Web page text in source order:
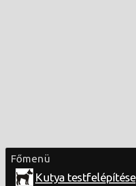
Főmenü
Kutya testfelépítése